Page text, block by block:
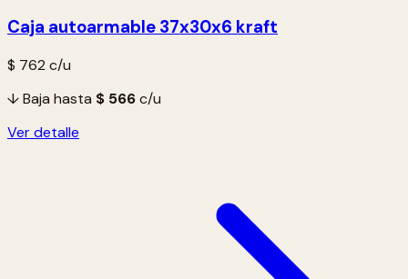
Caja autoarmable 37x30x6 kraft
$ 762 c/u
↓ Baja hasta $ 566c/u
Ver detalle